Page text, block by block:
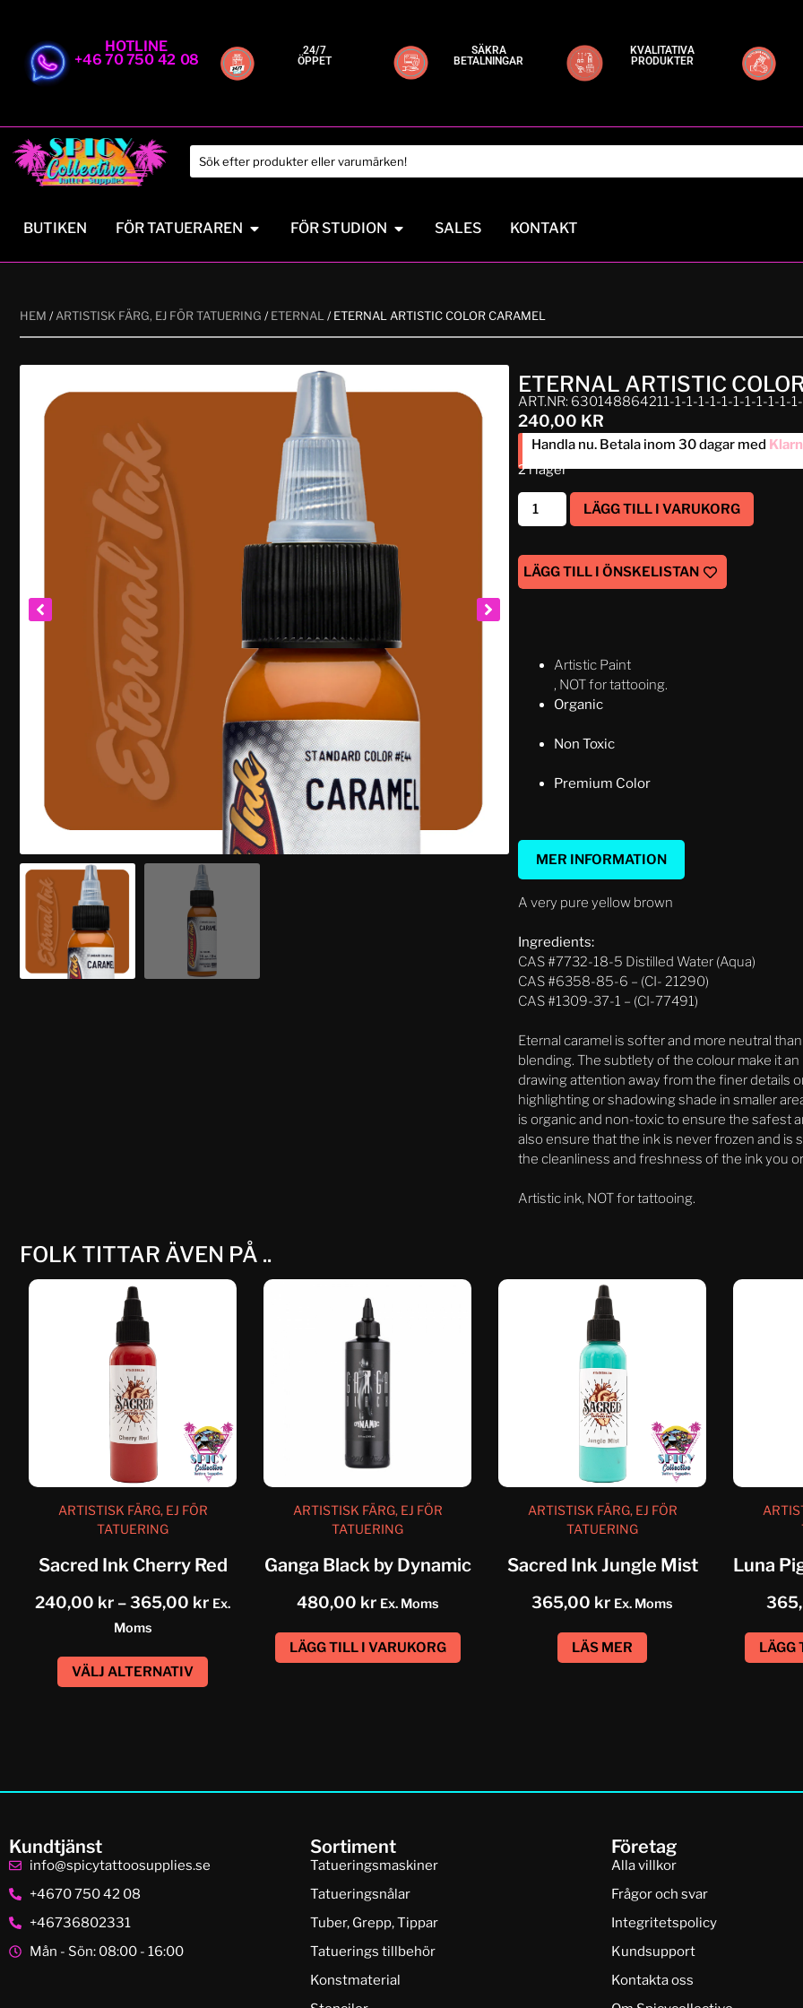
HOTLINE
+46 70 750 42 08
24/7
ÖPPET
SÄKRA
BETALNINGAR
KVALITATIVA
PRODUKTER
BUTIKEN FÖR TATUERAREN FÖR STUDION SALES KONTAKT
HEM /ARTISTISK FÄRG, EJ FÖR TATUERING /ETERNAL / ETERNAL ARTISTIC COLOR CARAMEL
ETERNAL ARTISTIC
ART.NR: 630148864211-1-1-1-1-1-1-1-1-1-1-
240,00 KR
Handla nu. Betala inom 30 dagar med
2 i lager
LÄGG TILL I VARUKORG
LÄGG TILL I ÖNSKELISTAN
Artistic Paint
, NOT for tattooing.
Organic
Non Toxic
Premium Color
MER INFORMATION
A very pure yellow brown
Ingredients:
CAS #7732-18-5 Distilled Water (Aqua)
CAS #6358-85-6 – (CI- 21290)
CAS #1309-37-1 – (CI-77491)
Eternal caramel is softer and more neutral
blending. The subtlety of the colour make it
drawing attention away from the finer details
highlighting or shadowing shade in smaller
is organic and non-toxic to ensure the safest
also ensure that the ink is never frozen and
the cleanliness and freshness of the ink you
Artistic ink, NOT for tattooing.
FOLK TITTAR ÄVEN PÅ ..
ARTISTISK FÄRG, EJ FÖR
TATUERING
Sacred Ink Cherry Red
240,00 kr –365,00 kr Ex.
Moms
VÄLJ ALTERNATIV
ARTISTISK FÄRG, EJ FÖR
TATUERING
Ganga Black by Dynamic
480,00 kr Ex. Moms
LÄGG TILL I VARUKORG
ARTISTISK FÄRG, EJ FÖR
TATUERING
Sacred Ink Jungle Mist
365,00 kr Ex. Moms
LÄS MER LÄGG
Kundtjänst
info@spicytattoosupplies.se
+4670 750 42 08
+46736802331
Mån - Sön: 08:00 - 16:00
Sortiment
Tatueringsmaskiner
Tatueringsnålar
Tuber, Grepp, Tippar
Tatuerings tillbehör
Konstmaterial
Företag
Alla villkor
Frågor och svar
Integritetspolicy
Kundsupport
Kontakta oss